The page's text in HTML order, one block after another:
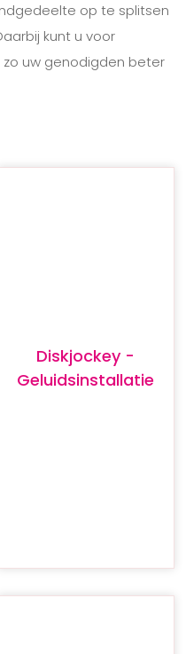
op te splitsen
kunt u voor
zo uw genodigden beter
Diskjockey -
Geluidsinstallatie